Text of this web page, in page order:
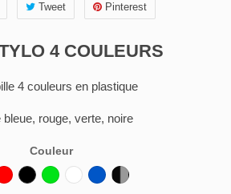
Tweet Pinterest
4 COULEURS
4 couleurs en plastique
bleue, rouge, verte, noire
Couleur
RougeNoirVert BlancBleu
foncé
Gris